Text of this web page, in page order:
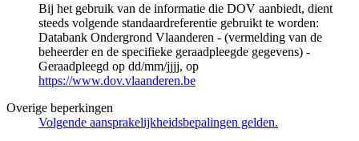
Bij het gebruik van de informatie die DOV aanbiedt, dient
steeds volgende standaardreferentie gebruikt te worden:
Databank Ondergrond Vlaanderen - (vermelding van de
beheerder en de specifieke geraadpleegde gegevens) -
Geraadpleegd op dd/mm/jjjj, op
https://www.dov.vlaanderen.be
Overige beperkingen
Volgende aansprakelijkheidsbepalingen gelden.